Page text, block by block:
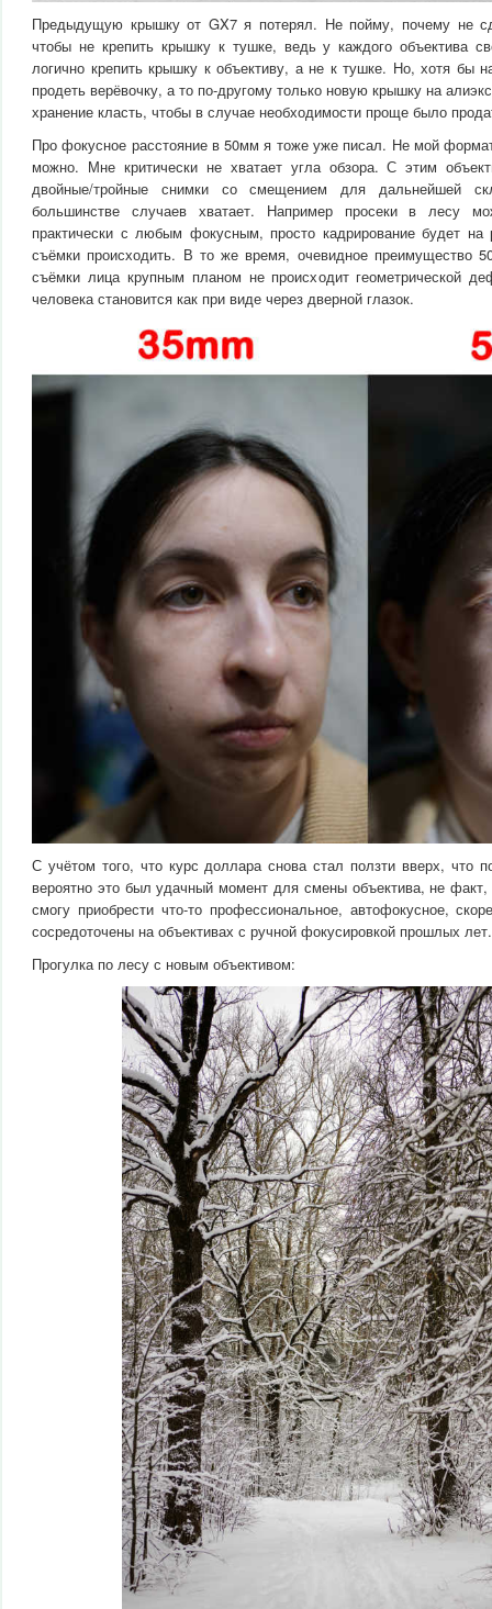
Предыдущую крышку от GX7 я потерял. Не пойму, почему не
чтобы не крепить крышку к тушке, ведь у каждого объектива
логично крепить крышку к объективу, а не к тушке. Но, хотя бы
продеть верёвочку, а то по-другому только новую крышку на
хранение класть, чтобы в случае необходимости проще было
Про фокусное расстояние в 50мм я тоже уже писал. Не мой
можно. Мне критически не хватает угла обзора. С этим
двойные/тройные снимки со смещением для дальнейшей
большинстве случаев хватает. Например просеки в лесу
практически с любым фокусным, просто кадрирование будет на
съёмки происходить. В то же время, очевидное преимущество
съёмки лица крупным планом не происходит геометрической
человека становится как при виде через дверной глазок.
С учётом того, что курс доллара снова стал ползти вверх, что
вероятно это был удачный момент для смены объектива, не
смогу приобрести что-то профессиональное, автофокусное,
сосредоточены на объективах с ручной фокусировкой прошлых лет.
Прогулка по лесу с новым объективом: